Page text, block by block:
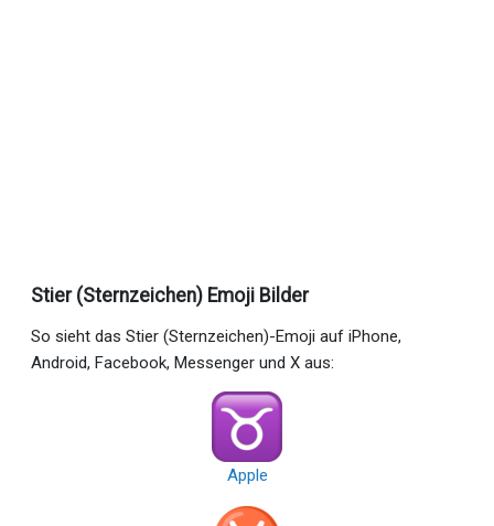
Stier (Sternzeichen) Emoji Bilder
So sieht das Stier (Sternzeichen)-Emoji auf iPhone,
Android, Facebook, Messenger und X aus:
Apple